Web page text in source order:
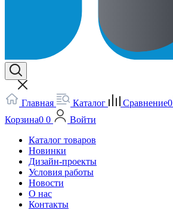
Главная Каталог Сравнение0
Корзина0 0
Войти
Каталог товаров
Новинки
Дизайн-проекты
Условия работы
Новости
О нас
Контакты